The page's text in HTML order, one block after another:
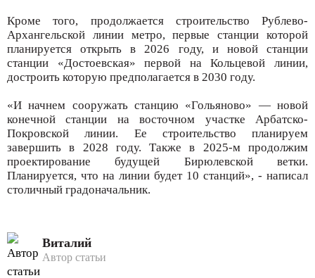
Кроме того, продолжается строительство Рублево-
Архангельской линии метро, первые станции которой
планируется открыть в 2026 году, и новой станции
станции «Достоевская» первой на Кольцевой линии,
достроить которую предполагается в 2030 году.
«И начнем сооружать станцию «Гольяново» — новой
конечной станции на восточном участке Арбатско-
Покровской линии. Ее строительство планируем
завершить в 2028 году. Также в 2025-м продолжим
проектирование будущей Бирюлевской ветки.
Планируется, что на линии будет 10 станций», - написал
столичный градоначальник.
Виталий
Автор статьи